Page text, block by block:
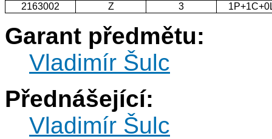
2163002
Z 3
Garant předmětu:
Vladimír Šulc
Přednášející:
Vladimír Šulc